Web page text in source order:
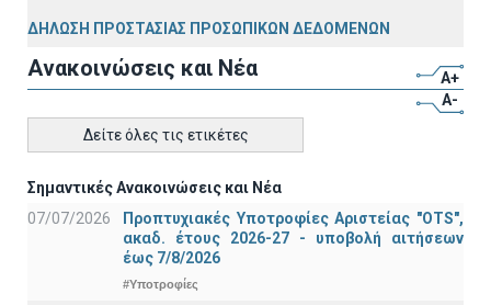
ΔΗΛΩΣΗ ΠΡΟΣΤΑΣΙΑΣ ΠΡΟΣΩΠΙΚΩΝ ΔΕΔΟΜΕΝΩΝ
Ανακοινώσεις και Νέα
A+
A-
Δείτε όλες τις ετικέτες
Σημαντικές Ανακοινώσεις και Νέα
07/07/2026
Προπτυχιακές Υποτροφίες Αριστείας "OTS",
ακαδ. έτους 2026-27 - υποβολή αιτήσεων
έως 7/8/2026
#Υποτροφίες